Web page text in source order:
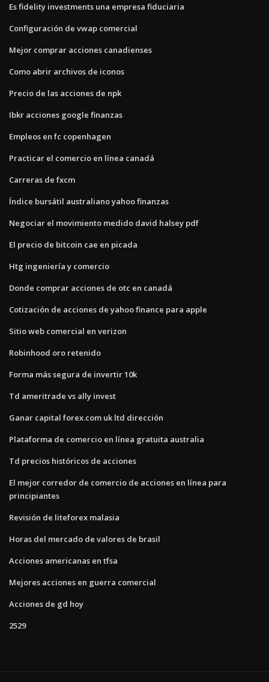
Es fidelity investments una empresa fiduciaria
Configuración de vwap comercial
Mejor comprar acciones canadienses
Como abrir archivos de iconos
Precio de las acciones de npk
Ibkr acciones google finanzas
Empleos en fc copenhagen
Practicar el comercio en línea canadá
Carreras de fxcm
Índice bursátil australiano yahoo finanzas
Negociar el movimiento medido david halsey pdf
El precio de bitcoin cae en picada
Htg ingeniería y comercio
Donde comprar acciones de otc en canadá
Cotización de acciones de yahoo finance para apple
Sitio web comercial en verizon
Robinhood oro retenido
Forma más segura de invertir 10k
Td ameritrade vs ally invest
Ganar capital forex.com uk ltd dirección
Plataforma de comercio en línea gratuita australia
Td precios históricos de acciones
El mejor corredor de comercio de acciones en línea para
principiantes
Revisión de liteforex malasia
Horas del mercado de valores de brasil
Acciones americanas en tfsa
Mejores acciones en guerra comercial
Acciones de gd hoy
2529